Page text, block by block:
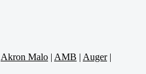
Akron Malo | AMB | Auger|